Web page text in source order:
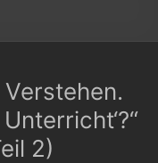
2)